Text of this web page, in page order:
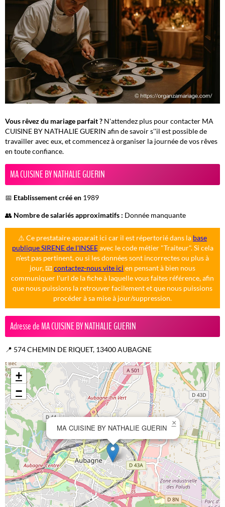
Vous rêvez du mariage parfait ? N'attendez plus pour contacter MA
CUISINE BY NATHALIE GUERIN afin de savoir s''il est possible de
travailler avec eux, et commencez à organiser la journée de vos rêves
en toute confiance.
MA CUISINE BY NATHALIE GUERIN
📅 Etablissement créé en 1989
👥 Nombre de salariés approximatifs : Donnée manquante
⚠️ Ce prestataire apparait ici car il est répertorié dans la base
publique SIRENE de l'INSEEavec le code métier "Traiteur". Si cela
n'est pas pertinent, ou si les données sont incorrectes ou plus à
jour, 📧contactez-nous vite ici en pensant à bien nous
communiquer l'url de la fiche à laquelle vous faites référence, afin
que nous puissions la retrouver facilement et que nous puissions
procéder à sa mise à jour/suppression.
Adresse de MA CUISINE BY NATHALIE GUERIN
📍 574 CHEMIN DE RIQUET, 13400 AUBAGNE
MA CUISINE BY NATHALIE GUERIN
×
+
−